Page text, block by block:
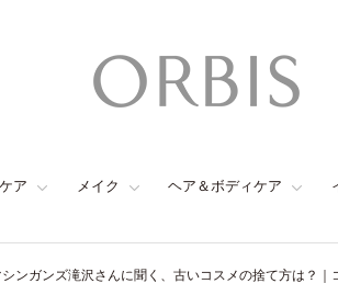
ア メイク ヘア＆ボディケア
シンガンズ滝沢さんに聞く、古いコスメの捨て方は？